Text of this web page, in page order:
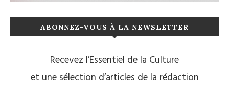
ABONNEZ-VOUS À LA NEWSLETTER
Recevez l’Essentiel de la Culture
et une sélection d’articles de la rédaction